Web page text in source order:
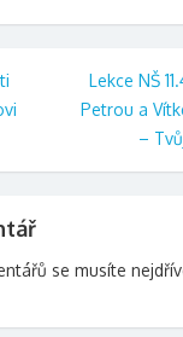
Lekce NŠ
Petrou a
–
se musíte